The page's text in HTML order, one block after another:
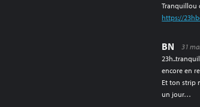
Tranquillou
https://
BN
31
encore en
Et ton strip
un jour…